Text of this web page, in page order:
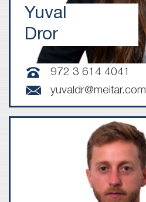
Yuval
Dror
972 3 614 4041
yuvaldr@meitar.com